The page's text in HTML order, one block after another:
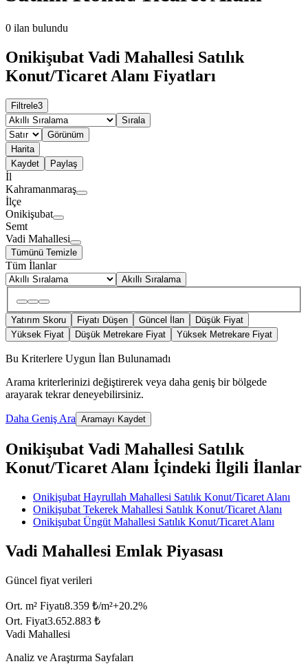
0 ilan bulundu
Onikişubat Vadi Mahallesi Satılık
Konut/Ticaret Alanı Fiyatları
Filtrele3
Sırala
Görünüm
Harita
Kaydet
Paylaş
İl
Kahramanmaraş
İlçe
Onikişubat
Semt
Vadi Mahallesi
Tümünü Temizle
Tüm İlanlar
Akıllı Sıralama
Yatırım Skoru Fiyatı Düşen Güncel İlan
Düşük Fiyat
Yüksek Fiyat
Düşük Metrekare Fiyat Yüksek Metrekare Fiyat
Bu Kriterlere Uygun İlan Bulunamadı
Arama kriterlerinizi değiştirerek veya daha geniş bir bölgede
arayarak tekrar deneyebilirsiniz.
Daha Geniş Ara Aramayı Kaydet
Onikişubat Vadi Mahallesi Satılık
Konut/Ticaret Alanı İçindeki İlgili İlanlar
Onikişubat Hayrullah Mahallesi Satılık Konut/Ticaret Alanı
Onikişubat Tekerek Mahallesi Satılık Konut/Ticaret Alanı
Onikişubat Üngüt Mahallesi Satılık Konut/Ticaret Alanı
Vadi Mahallesi Emlak Piyasası
Güncel fiyat verileri
Ort. m² Fiyatı8.359 ₺/m²+20.2%
Ort. Fiyat3.652.883 ₺
Vadi Mahallesi
Analiz ve Araştırma Sayfaları